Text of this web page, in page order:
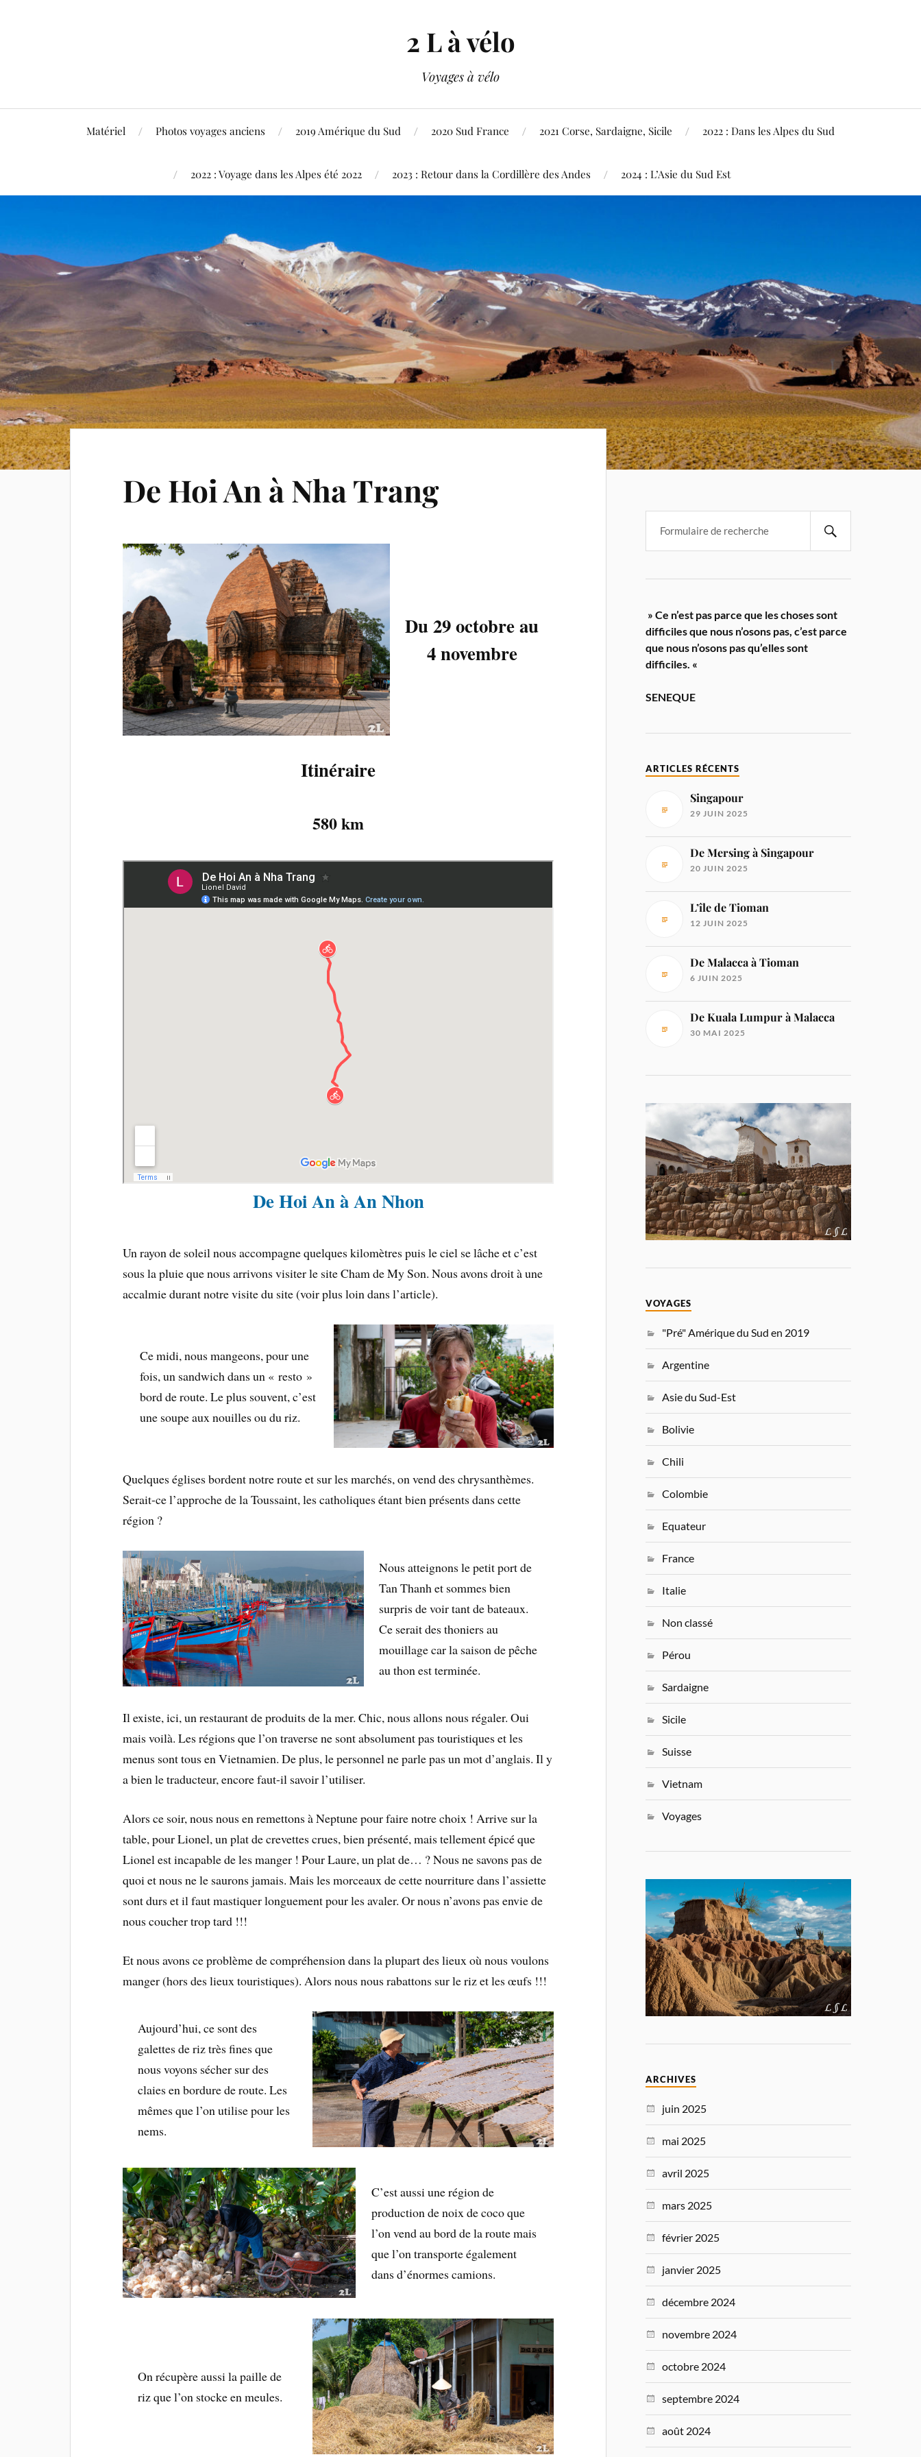
2 L à vélo
Voyages à vélo
Matériel Photos voyages anciens 2019 Amérique du Sud 2020 Sud France 2021 Corse, Sardaigne, Sicile 2022 : Dans les Alpes du Sud
2022 : Voyage dans les Alpes été 2022 2023 : Retour dans la Cordillère des Andes 2024 : L’Asie du Sud Est
De Hoi An à Nha Trang
Du 29 octobre au
4 novembre
Itinéraire
580 km
De Hoi An à An Nhon
Un rayon de soleil nous accompagne quelques kilomètres puis le ciel se lâche et c’est
sous la pluie que nous arrivons visiter le site Cham de My Son. Nous avons droit à une
accalmie durant notre visite du site (voir plus loin dans l’article).
Ce midi, nous mangeons, pour une
fois, un sandwich dans un « resto »
bord de route. Le plus souvent, c’est
une soupe aux nouilles ou du riz.
Quelques églises bordent notre route et sur les marchés, on vend des chrysanthèmes.
Serait-ce l’approche de la Toussaint, les catholiques étant bien présents dans cette
région ?
Nous atteignons le petit port de
Tan Thanh et sommes bien
surpris de voir tant de bateaux.
Ce serait des thoniers au
mouillage car la saison de pêche
au thon est terminée.
Il existe, ici, un restaurant de produits de la mer. Chic, nous allons nous régaler. Oui
mais voilà. Les régions que l’on traverse ne sont absolument pas touristiques et les
menus sont tous en Vietnamien. De plus, le personnel ne parle pas un mot d’anglais. Il y
a bien le traducteur, encore faut-il savoir l’utiliser.
Alors ce soir, nous nous en remettons à Neptune pour faire notre choix ! Arrive sur la
table, pour Lionel, un plat de crevettes crues, bien présenté, mais tellement épicé que
Lionel est incapable de les manger ! Pour Laure, un plat de… ? Nous ne savons pas de
quoi et nous ne le saurons jamais. Mais les morceaux de cette nourriture dans l’assiette
sont durs et il faut mastiquer longuement pour les avaler. Or nous n’avons pas envie de
nous coucher trop tard !!!
Et nous avons ce problème de compréhension dans la plupart des lieux où nous voulons
manger (hors des lieux touristiques). Alors nous nous rabattons sur le riz et les œufs !!!
Aujourd’hui, ce sont des
galettes de riz très fines que
nous voyons sécher sur des
claies en bordure de route. Les
mêmes que l’on utilise pour les
nems.
C’est aussi une région de
production de noix de coco que
l’on vend au bord de la route mais
que l’on transporte également
dans d’énormes camions.
On récupère aussi la paille de
riz que l’on stocke en meules.
» Ce n’est pas parce que les choses sont
difficiles que nous n’osons pas, c’est parce
que nous n’osons pas qu’elles sont
difficiles. «
SENEQUE
ARTICLES RÉCENTS
Singapour
29 JUIN 2025
De Mersing à Singapour
20 JUIN 2025
L’île de Tioman
12 JUIN 2025
De Malacca à Tioman
6 JUIN 2025
De Kuala Lumpur à Malacca
30 MAI 2025
VOYAGES
"Pré" Amérique du Sud en 2019
Argentine
Asie du Sud-Est
Bolivie
Chili
Colombie
Equateur
France
Italie
Non classé
Pérou
Sardaigne
Sicile
Suisse
Vietnam
Voyages
ARCHIVES
juin 2025
mai 2025
avril 2025
mars 2025
février 2025
janvier 2025
décembre 2024
novembre 2024
octobre 2024
septembre 2024
août 2024